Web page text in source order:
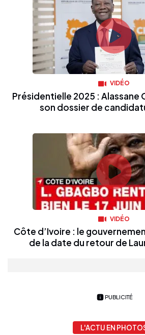
VIDÉO
Présidentielle 2025 :
son dossier de
VIDÉO
Côte d’Ivoire : le
de la date du retour de
PUBLICITÉ
L'ACTU EN